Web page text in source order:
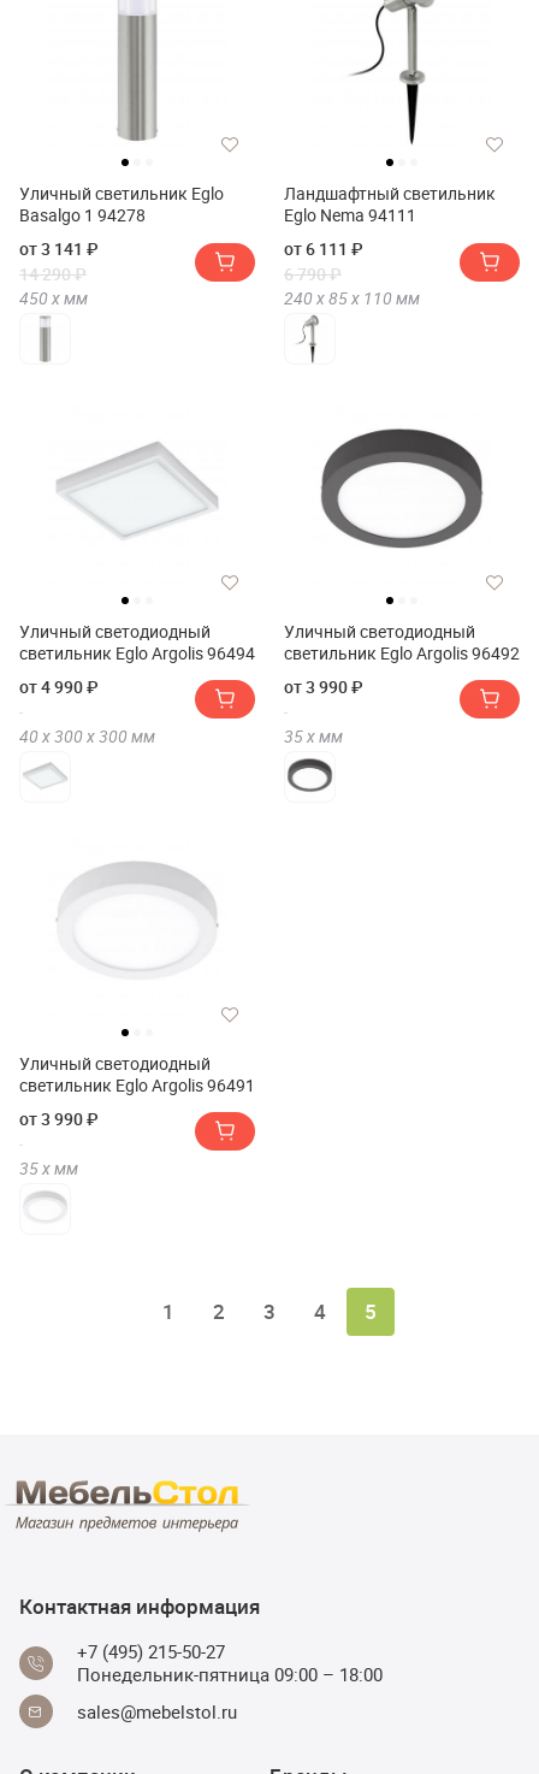
Уличный светильник Eglo
Basalgo 1 94278
от 3 141 ₽
14 290 ₽
450 хмм
Ландшафтный светильник
Eglo Nema 94111
от 6 111 ₽
6 790 ₽
240 х85 х 110 мм
Уличный светодиодный
светильник Eglo Argolis 96494
от 4 990 ₽
40 х300 х300 мм
Уличный светодиодный
светильник Eglo Argolis 96492
от 3 990 ₽
35 хмм
Уличный светодиодный
светильник Eglo Argolis 96491
от 3 990 ₽
35 хмм
1 2 3 4 5
Контактная информация
+7 (495) 215-50-27
Понедельник-пятница 09:00 – 18:00
sales@mebelstol.ru